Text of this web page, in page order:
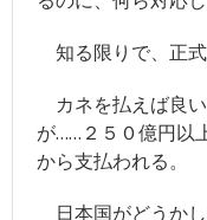
知る限りで、正式
カネを払えば良
が……２５０億円以
から支払われる。
日本国がどうかし